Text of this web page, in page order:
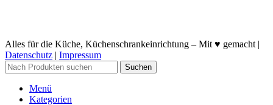
Alles für die Küche, Küchenschrankeinrichtung – Mit ♥ gemacht |
Datenschutz | Impressum
Suchen
Menü
Kategorien